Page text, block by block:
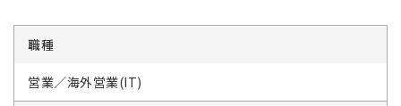
職種
営業／海外営業(IT)